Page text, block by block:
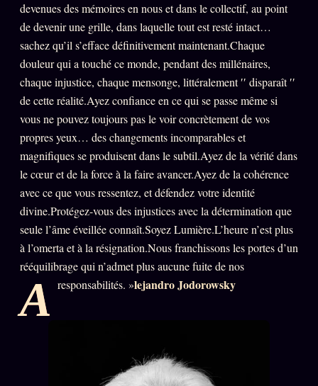
Archives SMK
SMK Manifeste
Gossip Manifeste
Gossip Pacte
Infofiction
Prophétie confirmée
ÉDITORIAL ÉQUIPE + AUTEURS
À propos
Founders
Équipe
Qui baise qui
devenues des mémoires en nous et dans le collectif, au point
de devenir une grille, dans laquelle tout est resté intact…
sachez qu’il s’efface définitivement maintenant.Chaque
douleur qui a touché ce monde, pendant des millénaires,
chaque injustice, chaque mensonge, littéralement ′′ disparaît ′′
de cette réalité.Ayez confiance en ce qui se passe même si
vous ne pouvez toujours pas le voir concrètement de vos
propres yeux… des changements incomparables et
magnifiques se produisent dans le subtil.Ayez de la vérité dans
le cœur et de la force à la faire avancer.Ayez de la cohérence
avec ce que vous ressentez, et défendez votre identité
divine.Protégez-vous des injustices avec la détermination que
seule l’âme éveillée connaît.Soyez Lumière.L’heure n’est plus
à l’omerta et à la résignation.Nous franchissons les portes d’un
rééquilibrage qui n’admet plus aucune fuite de nos
responsabilités. »
A lejandro Jodorowsky